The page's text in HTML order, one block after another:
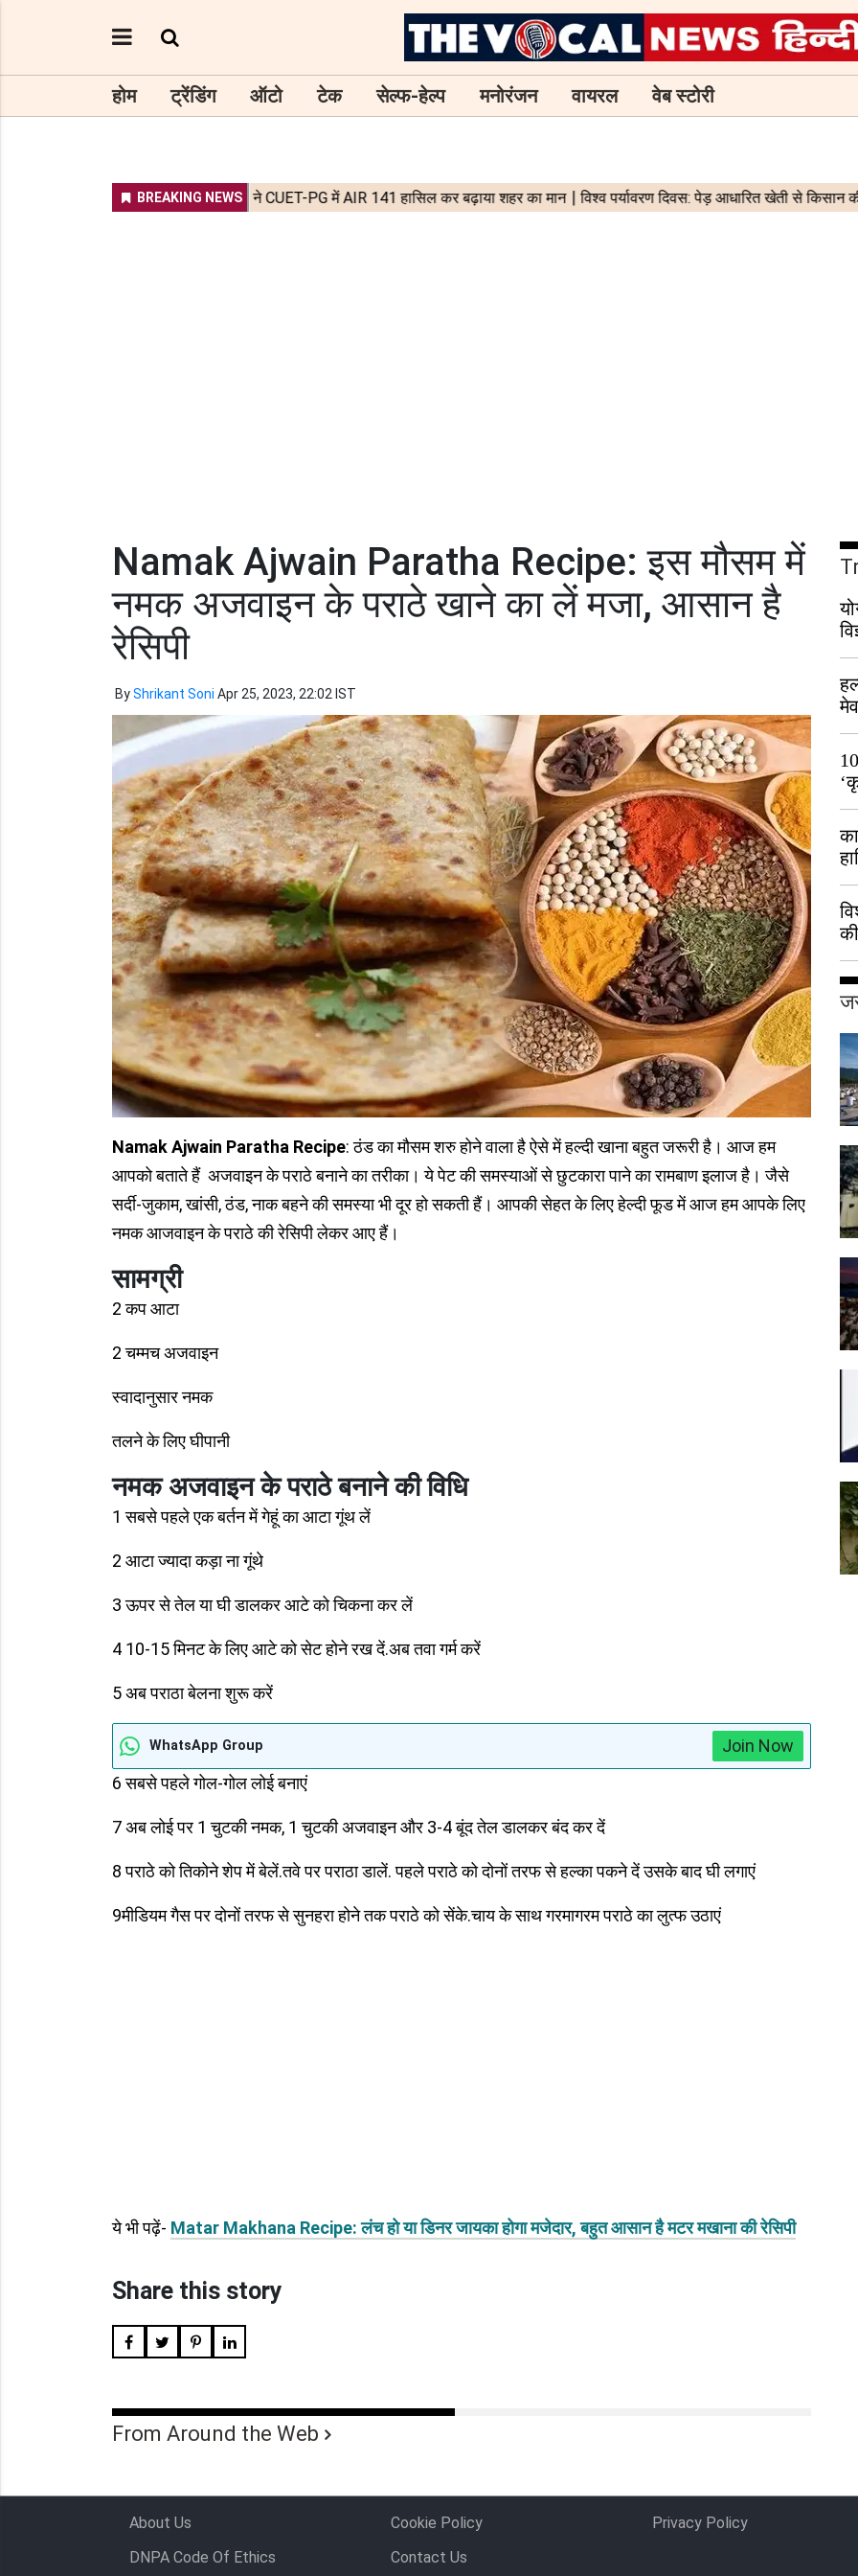
होम ट्रेंडिंग ऑटो टेक सेल्फ-हेल्प मनोरंजन वायरल वेब स्टोरी
Namak Ajwain Paratha Recipe: इस मौसम में
नमक अजवाइन के पराठे खाने का लें मजा, आसान है
रेसिपी
ByShrikant Soni Apr 25, 2023, 22:02 IST
Namak Ajwain Paratha Recipe: ठंड का मौसम शरु होने वाला है ऐसे में हल्दी खाना बहुत जरूरी है। आज हम
आपको बताते हैं अजवाइन के पराठे बनाने का तरीका। ये पेट की समस्याओं से छुटकारा पाने का रामबाण इलाज है। जैसे
सर्दी-जुकाम, खांसी, ठंड, नाक बहने की समस्या भी दूर हो सकती हैं। आपकी सेहत के लिए हेल्दी फूड में आज हम आपके लिए
नमक आजवाइन के पराठे की रेसिपी लेकर आए हैं।
सामग्री
2 कप आटा
2 चम्‍मच अजवाइन
स्‍वादानुसार नमक
तलने के लिए घीपानी
नमक अजवाइन के पराठे बनाने की विधि
1 सबसे पहले एक बर्तन में गेहूं का आटा गूंथ लें
2 आटा ज्यादा कड़ा ना गूंथे
3 ऊपर से तेल या घी डालकर आटे को चिकना कर लें
4 10-15 मिनट के लिए आटे को सेट होने रख दें.अब तवा गर्म करें
5 अब पराठा बेलना शुरू करें
WhatsApp Group
Join Now
6 सबसे पहले गोल-गोल लोई बनाएं
7 अब लोई पर 1 चुटकी नमक, 1 चुटकी अजवाइन और 3-4 बूंद तेल डालकर बंद कर दें
8 पराठे को तिकोने शेप में बेलें.तवे पर पराठा डालें. पहले पराठे को दोनों तरफ से हल्का पकने दें उसके बाद घी लगाएं
9मीडियम गैस पर दोनों तरफ से सुनहरा होने तक पराठे को सेंके.चाय के साथ गरमागरम पराठे का लुत्फ उठाएं
ये भी पढ़ें- Matar Makhana Recipe: लंच हो या डिनर जायका होगा मजेदार, बहुत आसान है मटर मखाना की रेसिपी
Share this story
From Around the Web
हुई
About Us Cookie Policy Privacy Policy
DNPA Code Of Ethics
Contact Us